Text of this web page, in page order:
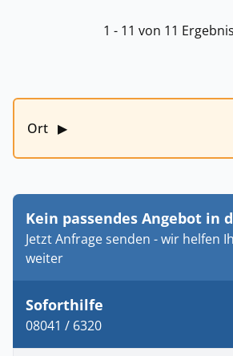
1 - 11 von 11
Ort ▶
Kein passendes Angebot in
Jetzt Anfrage senden - wir helfen
weiter
Soforthilfe
08041 / 6320